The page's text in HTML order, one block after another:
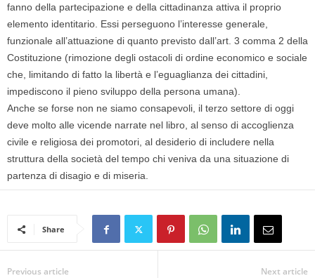
fanno della partecipazione e della cittadinanza attiva il proprio
elemento identitario. Essi perseguono l’interesse generale,
funzionale all’attuazione di quanto previsto dall’art. 3 comma 2 della
Costituzione (rimozione degli ostacoli di ordine economico e sociale
che, limitando di fatto la libertà e l’eguaglianza dei cittadini,
impediscono il pieno sviluppo della persona umana).
Anche se forse non ne siamo consapevoli, il terzo settore di oggi
deve molto alle vicende narrate nel libro, al senso di accoglienza
civile e religiosa dei promotori, al desiderio di includere nella
struttura della società del tempo chi veniva da una situazione di
partenza di disagio e di miseria.
Share
Previous article Next article